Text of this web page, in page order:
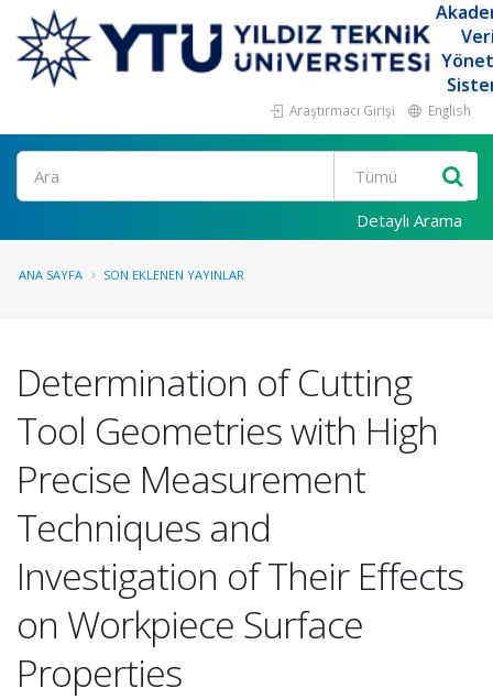
Araştırmacı Girişi English
Ara
Detaylı Arama
ANA SAYFA SON EKLENEN YAYINLAR
Determination of Cutting
Tool Geometries with High
Precise Measurement
Techniques and
Investigation of Their Effects
on Workpiece Surface
Properties